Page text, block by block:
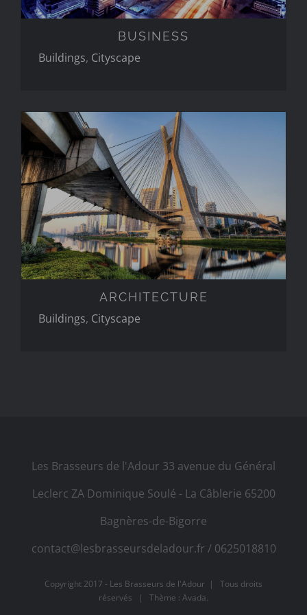
BUSINESS
Buildings, Cityscape
ARCHITECTURE
ARCHITECTURE
Buildings, Cityscape
Les Brasseurs de l'Adour 33 avenue du Général
Leclerc ZA Dominique Soulé - La Câblerie 65200
Bagnères-de-Bigorre
contact@lesbrasseursdeladour.fr / 0625018810
Copyright 2017 - Les Brasseurs de l'Adour | Tous droits
réservés | Thème : Avada.